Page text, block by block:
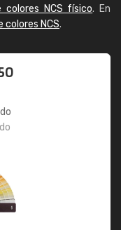
colores NCS físico. En
NCS.